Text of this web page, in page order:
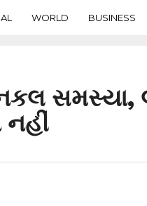
WORLD BUSINESS
સમસ્યા,